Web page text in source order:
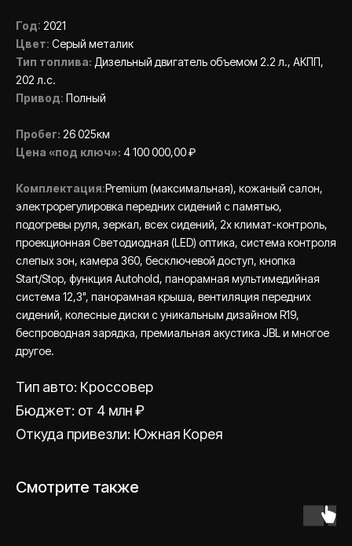
Год: 2021
Цвет: Серый металик
Тип топлива: Дизельный двигатель объемом 2.2 л., АКПП,
202 л.с.
Привод: Полный
Пробег: 26 025км
Цена «под ключ»: 4 100 000,00 ₽
Комплектация:Prеmium (максимальная), кожаный салон,
электрорегулировка передних сидений с памятью,
подогревы руля, зеркал, всех сидений, 2х климат-контроль,
проекционная Светодиодная (LЕD) оптика, система контроля
слепых зон, камера 360, бесключевой доступ, кнопка
Stаrt/Stор, функция Аutоhоld, панорамная мультимедийная
система 12,3", панорамная крыша, вентиляция передних
сидений, колесные диски c уникальным дизайном R19,
беспроводная зарядка, премиальная акустика JBL и многое
другое.
Тип авто: Кроссовер
Бюджет: от 4 млн ₽
Откуда привезли: Южная Корея
Смотрите также
хотите получить
подбор?
Оставить заявку